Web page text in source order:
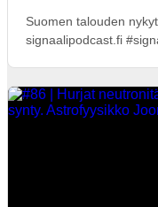
Suomen talouden
signaalipodcast.fi